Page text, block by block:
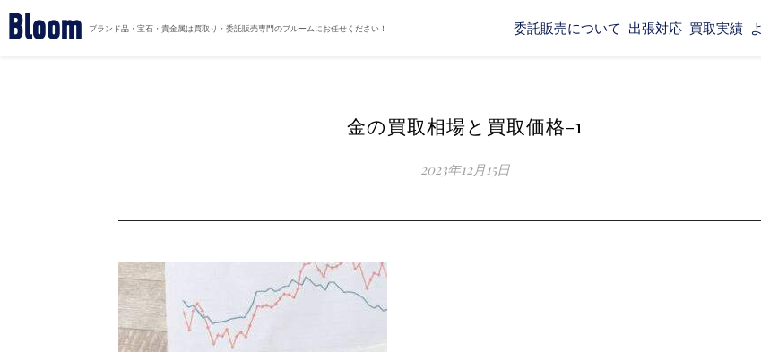
Bloom ブランド品・宝石・貴金属は買取り・委託販売専門のブルームにお任せください！ 委託販売について 出張対応 買取実績
金の買取相場と買取価格-1
2023年12月15日